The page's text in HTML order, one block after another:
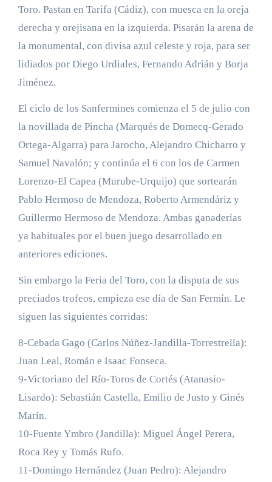
Toro. Pastan en Tarifa (Cádiz), con muesca en la oreja
derecha y orejisana en la izquierda. Pisarán la arena de
la monumental, con divisa azul celeste y roja, para ser
lidiados por Diego Urdiales, Fernando Adrián y Borja
Jiménez.
El ciclo de los Sanfermines comienza el 5 de julio con
la novillada de Pincha (Marqués de Domecq-Gerado
Ortega-Algarra) para Jarocho, Alejandro Chicharro y
Samuel Navalón; y continúa el 6 con los de Carmen
Lorenzo-El Capea (Murube-Urquijo) que sortearán
Pablo Hermoso de Mendoza, Roberto Armendáriz y
Guillermo Hermoso de Mendoza. Ambas ganaderías
ya habituales por el buen juego desarrollado en
anteriores ediciones.
Sin embargo la Feria del Toro, con la disputa de sus
preciados trofeos, empieza ese día de San Fermín. Le
siguen las siguientes corridas:
8-Cebada Gago (Carlos Núñez-Jandilla-Torrestrella):
Juan Leal, Román e Isaac Fonseca.
9-Victoriano del Río-Toros de Cortés (Atanasio-
Lisardo): Sebastián Castella, Emilio de Justo y Ginés
Marín.
10-Fuente Ymbro (Jandilla): Miguel Ángel Perera,
Roca Rey y Tomás Rufo.
11-Domingo Hernández (Juan Pedro): Alejandro